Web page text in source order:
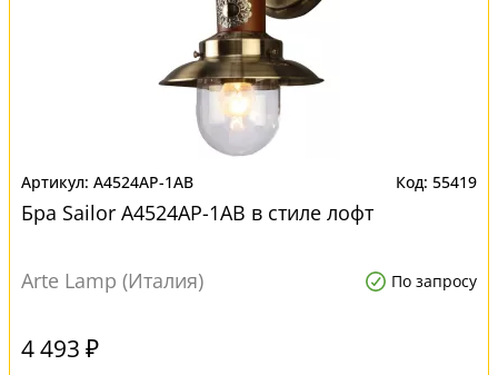
A4524AP-1AB 55419
Бра Sailor A4524AP-1AB в стиле лофт
Arte Lamp (Италия) По запросу
4 493 ₽